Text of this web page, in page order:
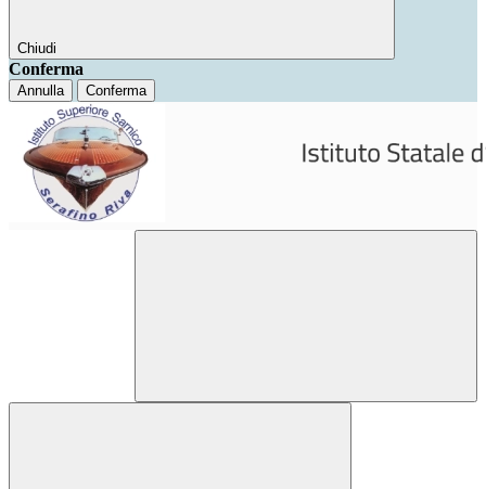
Chiudi
Conferma
Annulla Conferma